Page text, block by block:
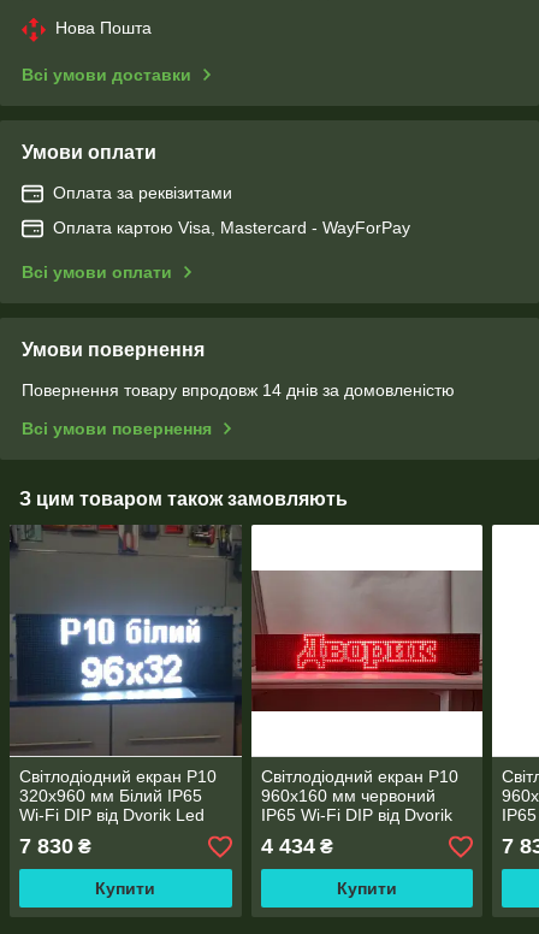
Нова Пошта
Всі умови доставки
Умови оплати
Оплата за реквізитами
Оплата картою Visa, Mastercard - WayForPay
Всі умови оплати
Умови повернення
Повернення товару впродовж 14 днів за домовленістю
Всі умови повернення
З цим товаром також замовляють
Світлодіодний екран Р10
320x960 мм Білий IP65
Wi-Fi DIP від Dvorik Led
7 830 ₴
Купити
Світлодіодний екран Р10
960x160 мм червоний
IP65 Wi-Fi DIP від Dvorik
Led
4 434₴
Купити
Led
7